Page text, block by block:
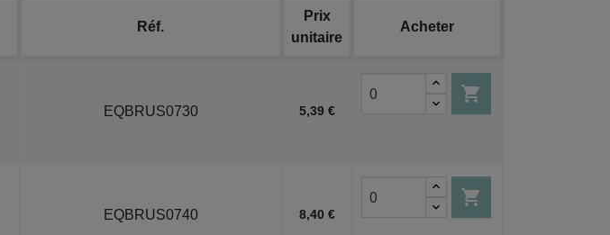
Réf.
Prix
unitaire
Acheter
EQBRUS0730 5,39 €

EQBRUS0740 8,40 €
